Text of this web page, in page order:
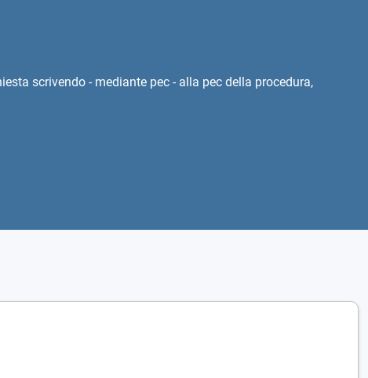
scrivendo - mediante pec - alla pec della procedura,